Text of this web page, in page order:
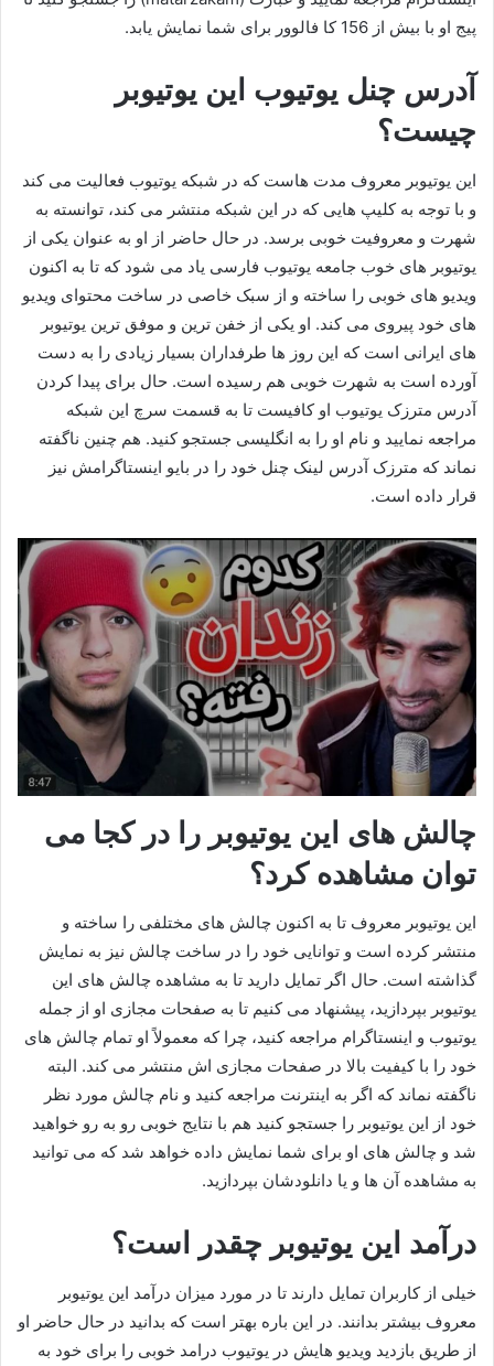
پیج او با بیش از 156 کا فالوور برای شما نمایش یابد.
آدرس چنل یوتیوب این یوتیوبر
چیست؟
این یوتیوبر معروف مدت هاست که در شبکه یوتیوب فعالیت می کند
و با توجه به کلیپ هایی که در این شبکه منتشر می‌ کند، توانسته به
شهرت و معروفیت خوبی برسد. در حال حاضر از او به عنوان یکی از
یوتیوبر های خوب جامعه یوتیوب فارسی یاد می‌ شود که تا به اکنون
ویدیو های خوبی را ساخته و از سبک خاصی در ساخت محتوای ویدیو
های خود پیروی می کند. او یکی از خفن ترین و موفق ترین یوتیوبر
های ایرانی است که این روز ها طرفداران بسیار زیادی را به دست
آورده است به شهرت خوبی هم رسیده است. حال برای پیدا کردن
آدرس مترزک یوتیوب او کافیست تا به قسمت سرچ این شبکه
مراجعه نمایید و نام او را به انگلیسی جستجو کنید. هم چنین ناگفته
نماند که مترزک آدرس لینک چنل خود را در بایو اینستاگرامش نیز
قرار داده است.
چالش های این یوتیوبر را در کجا می
توان مشاهده کرد؟
این یوتیوبر معروف تا به اکنون چالش‌ های مختلفی را ساخته و
منتشر کرده است و توانایی خود را در ساخت چالش نیز به نمایش
گذاشته است. حال اگر تمایل دارید تا به مشاهده چالش‌ های این
یوتیوبر بپردازید، پیشنهاد می کنیم تا به صفحات مجازی او از جمله
یوتیوب و اینستاگرام مراجعه کنید، چرا که معمولاً او تمام چالش های
خود را با کیفیت بالا در صفحات مجازی اش منتشر می‌ کند. البته
ناگفته نماند که اگر به اینترنت مراجعه کنید و نام چالش مورد نظر
خود از این یوتیوبر را جستجو کنید هم با نتایج خوبی رو به رو خواهید
شد و چالش های او برای شما نمایش داده خواهد شد که می توانید
به مشاهده آن ها و یا دانلودشان بپردازید.
درآمد این یوتیوبر چقدر است؟
خیلی از کاربران تمایل دارند تا در مورد میزان درآمد این یوتیوبر
معروف بیشتر بدانند. در این باره بهتر است که بدانید در حال حاضر او
از طریق بازدید ویدیو هایش در یوتیوب درامد خوبی را برای خود به